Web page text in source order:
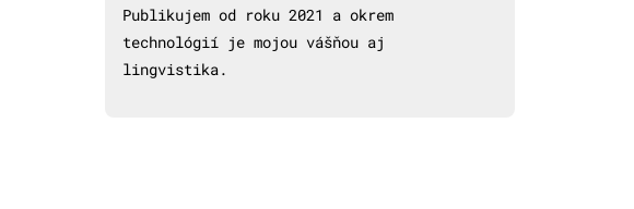
Publikujem od roku 2021 a okrem
technológií je mojou vášňou aj
lingvistika.